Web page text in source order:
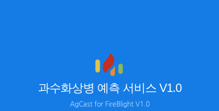
과수화상병 예측 서비스 V1.0
AgCast for FireBlight V1.0